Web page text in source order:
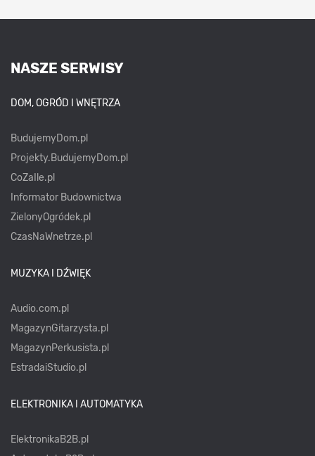
NASZE SERWISY
DOM, OGRÓD I WNĘTRZA
BudujemyDom.pl
Projekty.BudujemyDom.pl
CoZaIle.pl
Informator Budownictwa
ZielonyOgródek.pl
CzasNaWnetrze.pl
MUZYKA I DŹWIĘK
Audio.com.pl
MagazynGitarzysta.pl
MagazynPerkusista.pl
EstradaiStudio.pl
ELEKTRONIKA I AUTOMATYKA
ElektronikaB2B.pl